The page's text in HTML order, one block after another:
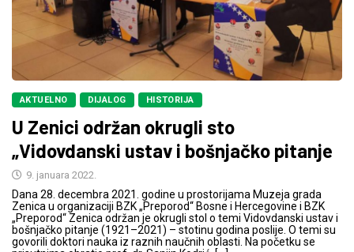
AKTUELNO DIJALOG HISTORIJA
U Zenici održan okrugli sto
„Vidovdanski ustav i bošnjačko pitanje
9. januara 2022.
Dana 28. decembra 2021. godine u prostorijama Muzeja grada
Zenica u organizaciji BZK „Preporod“ Bosne i Hercegovine i BZK
„Preporod“ Zenica održan je okrugli stol o temi Vidovdanski ustav i
bošnjačko pitanje (1921–2021) – stotinu godina poslije. O temi su
govorili doktori nauka iz raznih naučnih oblasti. Na početku se